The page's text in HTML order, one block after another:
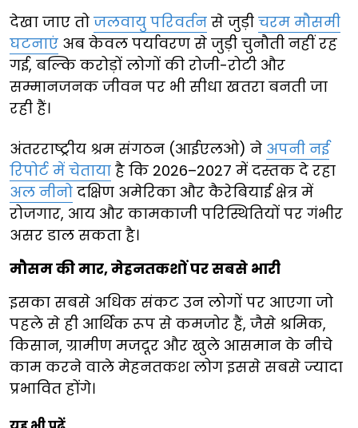
देखा जाए तो जलवायु परिवर्तन से जुड़ी चरम मौसमी
घटनाएं अब केवल पर्यावरण से जुड़ी चुनौती नहीं रह
गई, बल्कि करोड़ों लोगों की रोजी-रोटी और
सम्मानजनक जीवन पर भी सीधा खतरा बनती जा
रही हैं।
अंतरराष्ट्रीय श्रम संगठन (आईएलओ) ने अपनी नई
रिपोर्ट में चेताया है कि 2026–2027 में दस्तक दे रहा
अल नीनो दक्षिण अमेरिका और कैरेबियाई क्षेत्र में
रोजगार, आय और कामकाजी परिस्थितियों पर गंभीर
असर डाल सकता है।
मौसम की मार, मेहनतकशों पर सबसे भारी
इसका सबसे अधिक संकट उन लोगों पर आएगा जो
पहले से ही आर्थिक रूप से कमजोर हैं, जैसे श्रमिक,
किसान, ग्रामीण मजदूर और खुले आसमान के नीचे
काम करने वाले मेहनतकश लोग इससे सबसे ज्यादा
प्रभावित होंगे।